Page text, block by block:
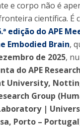
e corpo não é
científica. É
edição do APE
Embodied Brain,
de 2025,
do APE
University,
Group
|
Porto –